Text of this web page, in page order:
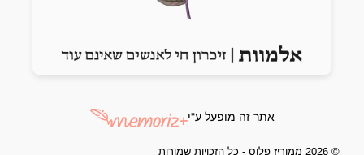
אתר זה מופעל ע"י
© 2026 ממוריז פלוס - כל הזכויות שמורות